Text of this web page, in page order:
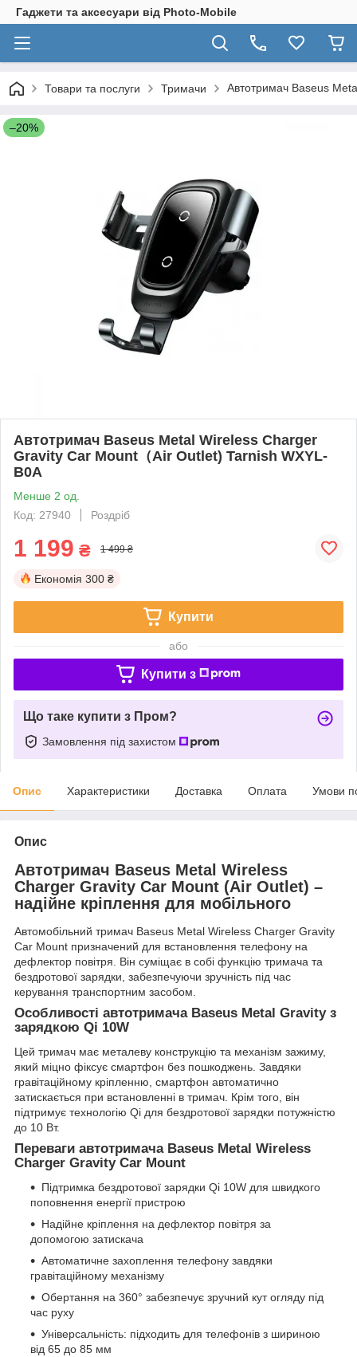
Гаджети та аксесуари від Photo-Mobile
Товари та послуги Тримачи Автотримач Baseus
–20%
Автотримач Baseus Metal Wireless Charger
Gravity Car Mount（Air Outlet) Tarnish WXYL-
B0A
Менше 2 од.
Код: 27940
Роздріб
1 199 ₴ 1 499 ₴
Економія 300 ₴
Купити
або
Купити з
Що таке купити з Пром?
Замовлення під захистом
Опис Характеристики Доставка Оплата Умови
Опис
Автотримач Baseus Metal Wireless
Charger Gravity Car Mount (Air Outlet) –
надійне кріплення для мобільного
Автомобільний тримач Baseus Metal Wireless Charger Gravity
Car Mount призначений для встановлення телефону на
дефлектор повітря. Він суміщає в собі функцію тримача та
бездротової зарядки, забезпечуючи зручність під час
керування транспортним засобом.
Особливості автотримача Baseus Metal Gravity з
зарядкою Qi 10W
Цей тримач має металеву конструкцію та механізм зажиму,
який міцно фіксує смартфон без пошкоджень. Завдяки
гравітаційному кріпленню, смартфон автоматично
затискається при встановленні в тримач. Крім того, він
підтримує технологію Qi для бездротової зарядки потужністю
до 10 Вт.
Переваги автотримача Baseus Metal Wireless
Charger Gravity Car Mount
Підтримка бездротової зарядки Qi 10W для швидкого
поповнення енергії пристрою
Надійне кріплення на дефлектор повітря за
допомогою затискача
Автоматичне захоплення телефону завдяки
гравітаційному механізму
Обертання на 360° забезпечує зручний кут огляду під
час руху
Універсальність: підходить для телефонів з шириною
від 65 до 85 мм